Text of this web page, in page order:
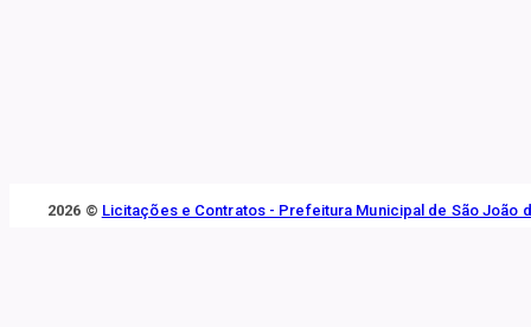
2026 © Licitações e Contratos - Prefeitura Municipal de São João